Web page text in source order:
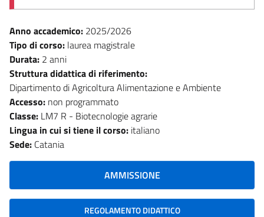
Anno accademico: 2025/2026
Tipo di corso: laurea magistrale
Durata: 2 anni
Struttura didattica di riferimento:
Dipartimento di Agricoltura Alimentazione e Ambiente
Accesso: non programmato
Classe: LM7 R - Biotecnologie agrarie
Lingua in cui si tiene il corso: italiano
Sede: Catania
AMMISSIONE
REGOLAMENTO DIDATTICO